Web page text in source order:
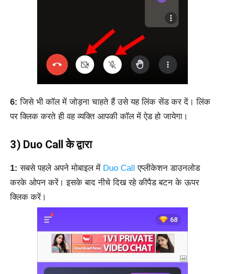
6: जिसे भी कॉल में जोड़ना चाहते हैं उसे यह लिंक सेंड कर दें। लिंक
पर क्लिक करते ही वह व्यक्ति आपकी कॉल में ऐड हो जायेगा।
3) Duo Call के द्वारा
1: सबसे पहले अपने मोबाइल में Duo Call एप्लीकेशन डाउनलोड
करके ओपन करें। इसके बाद नीचे दिख रहे कीपैड बटन के ऊपर
क्लिक करें।